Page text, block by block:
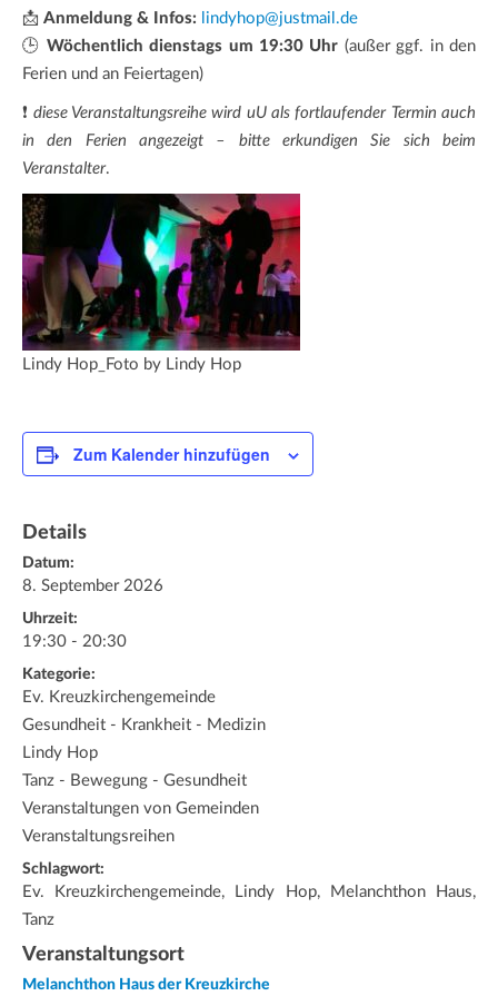
📩 Anmeldung & Infos:
lindyhop@justmail.de
🕒 Wöchentlich dienstags um 19:30 Uhr (außer ggf. in den
Ferien und an Feiertagen)
❗ diese Veranstaltungsreihe wird uU als fortlaufender Termin auch
in den Ferien angezeigt – bitte erkundigen Sie sich beim
Veranstalter.
Lindy Hop_Foto by Lindy Hop
Zum Kalender hinzufügen
Details
Datum:
8. September 2026
Uhrzeit:
19:30 - 20:30
Kategorie:
Ev. Kreuzkirchengemeinde
Gesundheit - Krankheit - Medizin
Lindy Hop
Tanz - Bewegung - Gesundheit
Veranstaltungen von Gemeinden
Veranstaltungsreihen
Schlagwort:
Ev. Kreuzkirchengemeinde, Lindy Hop, Melanchthon Haus,
Tanz
Veranstaltungsort
Melanchthon Haus der Kreuzkirche